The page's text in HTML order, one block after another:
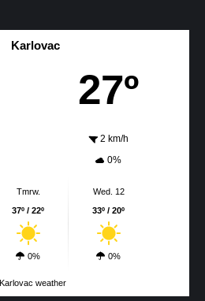
Karlovac
27º
2 km/h
0%
Tmrw.
37º / 22º
0%
Wed. 12
33º / 20º
0%
Karlovac weather